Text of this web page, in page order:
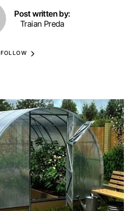
Post written by:
Traian Preda
FOLLOW